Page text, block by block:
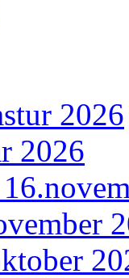
2026
2026